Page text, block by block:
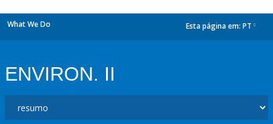
What We Do Esta página em: PT
ENVIRON. II